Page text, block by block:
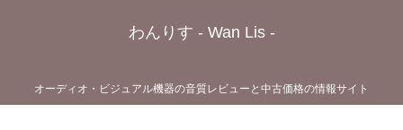
わんりす - Wan Lis -
オーディオ・ビジュアル機器の音質レビューと中古価格の情報サイト